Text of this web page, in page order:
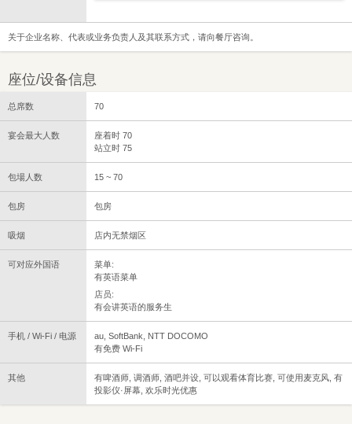
关于企业名称、代表或业务负责人及其联系方式，请向餐厅咨询。
座位/设备信息
总席数 70
宴会最大人数
座着时 70
站立时 75
包場人数 15 ~ 70
包房 包房
吸烟 店内无禁烟区
可对应外国语
菜单:
有英语菜单
店员:
有会讲英语的服务生
手机 / Wi-Fi / 电源
au, SoftBank, NTT DOCOMO
有免费 Wi-Fi
其他
有啤酒师, 调酒师, 酒吧并设, 可以观看体育比赛, 可使用麦克风, 有
投影仪·屏幕, 欢乐时光优惠